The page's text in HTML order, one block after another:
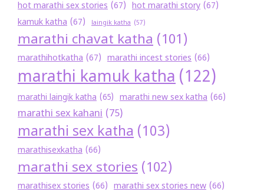
hot marathi sex stories (67) hot marathi story (67)
kamuk katha (67) laingik katha (57)
marathi chavat katha (101)
marathihotkatha (67) marathi incest stories (66)
marathi kamuk katha (122)
marathi laingik katha (65) marathi new sex katha (66)
marathi sex kahani (75)
marathi sex katha (103)
marathisexkatha (66)
marathi sex stories (102)
marathisex stories (66) marathi sex stories new (66)